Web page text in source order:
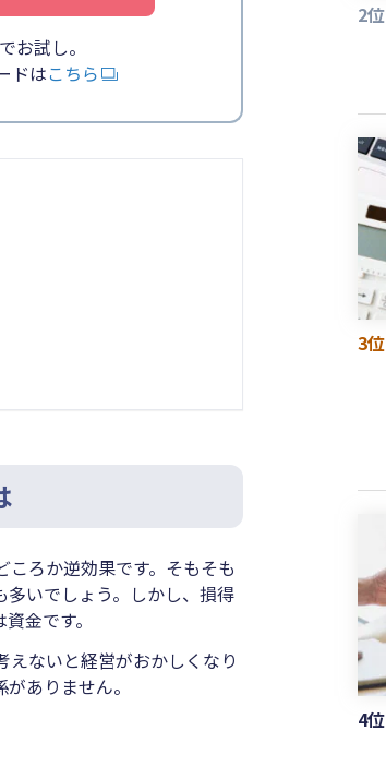
お試し。
ドはこちら
ろか逆効果です。そもそも
いでしょう。しかし、損得
金です。
ないと経営がおかしくなり
ありません。
2位
3位
4位